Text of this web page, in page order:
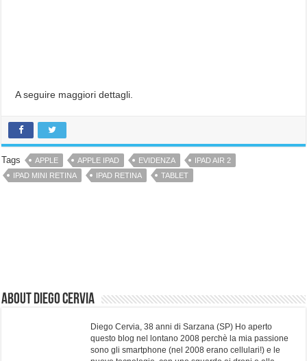
A seguire maggiori dettagli.
Tags APPLE APPLE IPAD EVIDENZA
IPAD AIR 2
IPAD MINI RETINA
IPAD RETINA TABLET
About Diego Cervia
Diego Cervia, 38 anni di Sarzana (SP) Ho aperto
questo blog nel lontano 2008 perchè la mia passione
sono gli smartphone (nel 2008 erano cellulari!) e le